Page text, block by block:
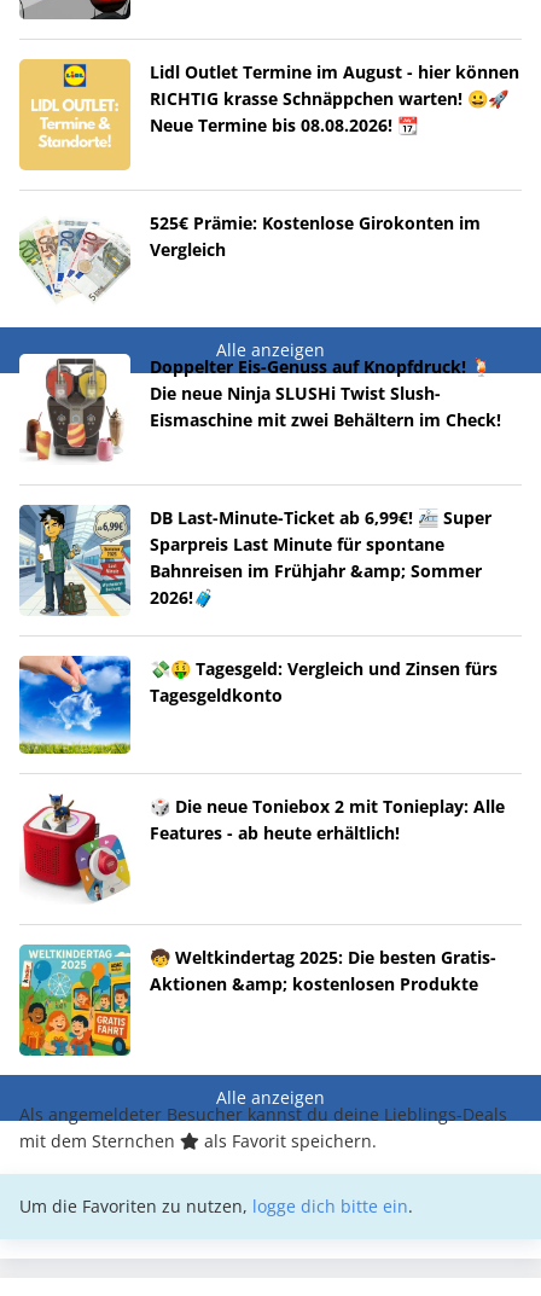
Lidl Outlet Termine im August - hier können
RICHTIG krasse Schnäppchen warten! 😀🚀
Neue Termine bis 08.08.2026! 📆
525€ Prämie: Kostenlose Girokonten im
Vergleich
Alle anzeigen
Doppelter Eis-Genuss auf Knopfdruck! 🍹
Die neue Ninja SLUSHi Twist Slush-
Eismaschine mit zwei Behältern im Check!
DB Last-Minute-Ticket ab 6,99€! 🚈 Super
Sparpreis Last Minute für spontane
Bahnreisen im Frühjahr &amp; Sommer
2026!🧳
💸🤑 Tagesgeld: Vergleich und Zinsen fürs
Tagesgeldkonto
🎲 Die neue Toniebox 2 mit Tonieplay: Alle
Features - ab heute erhältlich!
🧒 Weltkindertag 2025: Die besten Gratis-
Aktionen &amp; kostenlosen Produkte
Alle anzeigen
Als angemeldeter Besucher kannst du deine Lieblings-Deals
mit dem Sternchen
als Favorit speichern.
Um die Favoriten zu nutzen, logge dich bitte ein.